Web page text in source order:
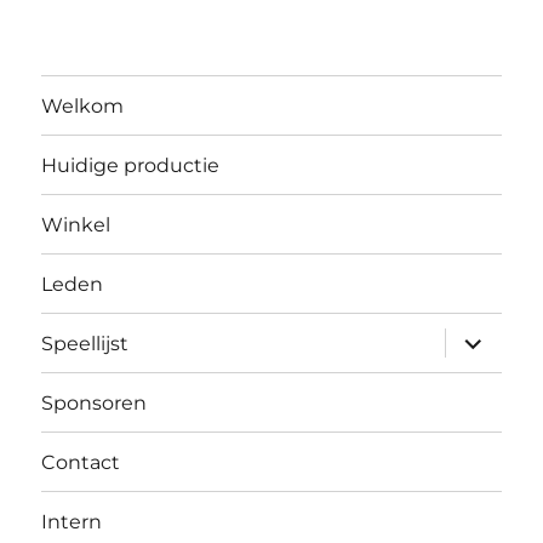
Welkom
Huidige productie
Winkel
Leden
Speellijst
Sponsoren
Contact
Intern